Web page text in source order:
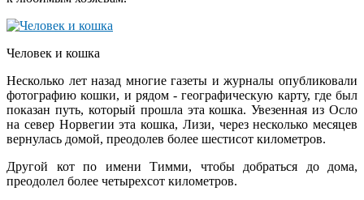
Человек и кошка
Несколько лет назад многие газеты и журналы опубликовали
фотографию кошки, и рядом - географическую карту, где был
показан путь, который прошла эта кошка. Увезенная из Осло
на север Норвегии эта кошка, Лизи, через несколько месяцев
вернулась домой, преодолев более шестисот километров.
Другой кот по имени Тимми, чтобы добраться до дома,
преодолел более четырехсот километров.